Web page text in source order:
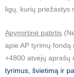
ligų, kurių priežastys
Apymirtinė patirtis
apie AP tyrimų
+4800 atvejų aprašų
tyrimus, švietimą ir